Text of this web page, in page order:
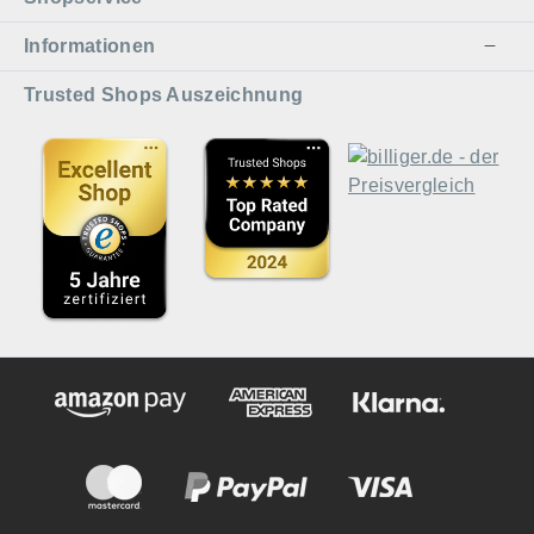
Informationen
Trusted Shops Auszeichnung